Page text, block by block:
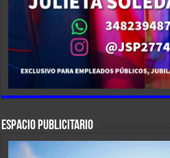
ESPACIO PUBLICITARIO